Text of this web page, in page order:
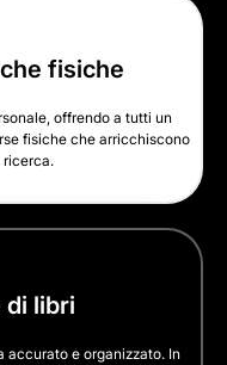
fisiche
offrendo a tutti un
fisiche che arricchiscono
ricerca.
di libri
accurato e organizzato. In